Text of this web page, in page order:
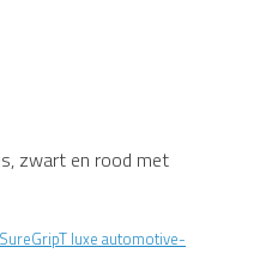
zwart en rood met